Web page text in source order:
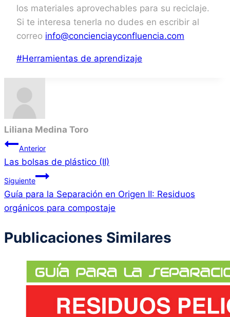
los materiales aprovechables para su reciclaje.
Si te interesa tenerla no dudes en escribir al
correo info@concienciayconfluencia.com
Etiquetas
la
entrada:
#Herramientas de aprendizaje
Liliana Medina Toro
Navegación
de
entradas
Anterior
Las bolsas de plástico (II)
Siguiente
Guía para la Separación en Origen II: Residuos
orgánicos para compostaje
Publicaciones Similares